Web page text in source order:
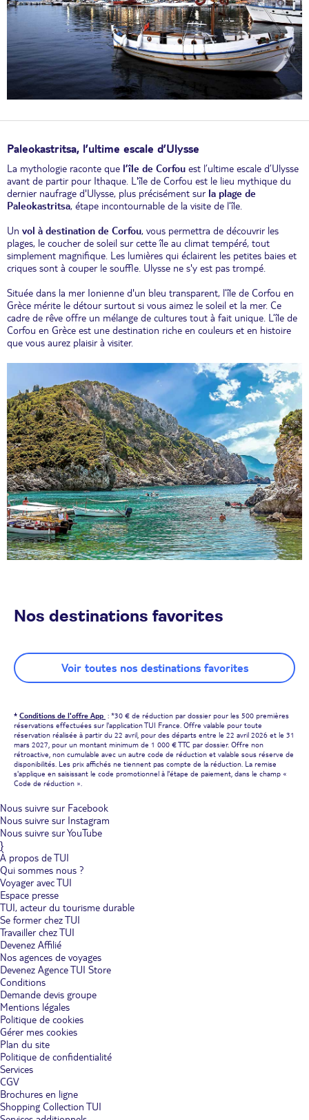
Paleokastritsa, l’ultime escale d’Ulysse
La mythologie raconte que l’île de Corfou est l’ultime escale d’Ulysse
avant de partir pour Ithaque. L'île de Corfou est le lieu mythique du
dernier naufrage d'Ulysse, plus précisément sur la plage de
Paleokastritsa, étape incontournable de la visite de l’île.
Un vol à destination de Corfou, vous permettra de découvrir les
plages, le coucher de soleil sur cette île au climat tempéré, tout
simplement magnifique. Les lumières qui éclairent les petites baies et
criques sont à couper le souffle. Ulysse ne s'y est pas trompé.
Située dans la mer Ionienne d'un bleu transparent, l’île de Corfou en
Grèce mérite le détour surtout si vous aimez le soleil et la mer. Ce
cadre de rêve offre un mélange de cultures tout à fait unique. L’île de
Corfou en Grèce est une destination riche en couleurs et en histoire
que vous aurez plaisir à visiter.
Nos destinations favorites
Voir toutes nos destinations favorites
* Conditions de l'offre App : *30 € de réduction par dossier pour les 500 premières
réservations effectuées sur l'application TUI France. Offre valable pour toute
réservation réalisée à partir du 22 avril, pour des départs entre le 22 avril 2026 et le 31
mars 2027, pour un montant minimum de 1 000 € TTC par dossier. Offre non
rétroactive, non cumulable avec un autre code de réduction et valable sous réserve de
disponibilités. Les prix affichés ne tiennent pas compte de la réduction. La remise
s'applique en saisissant le code promotionnel à l'étape de paiement, dans le champ «
Code de réduction ».
Nous suivre sur Facebook
Nous suivre sur Instagram
Nous suivre sur YouTube
}
À propos de TUI
Qui sommes nous ?
Voyager avec TUI
Espace presse
TUI, acteur du tourisme durable
Se former chez TUI
Travailler chez TUI
Devenez Affilié
Nos agences de voyages
Devenez Agence TUI Store
Conditions
Demande devis groupe
Mentions légales
Politique de cookies
Gérer mes cookies
Plan du site
Politique de confidentialité
Services
CGV
Brochures en ligne
Shopping Collection TUI